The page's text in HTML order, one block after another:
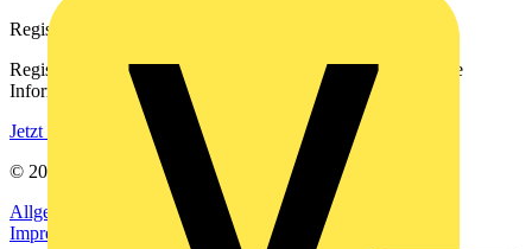
Registrierung
Registrieren Sie sich kostenlos und erhalten Sie stets aktuelle
Informationen aus der Elektroindustrie.
Jetzt registrieren
© 2002-
Voltimum
Allgemeine Geschäftsbedingungen Datenschutzerklärung
Impressum